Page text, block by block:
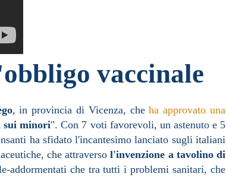
vaccinale
, in provincia di Vicenza, cheha approvato una
sui minori". Con 7 voti favorevoli, un astenuto e 5
ha sfidato l'incantesimo lanciato sugli italiani
che attraversol'invenzione a tavolino di
addormentati che tra tutti i problemi sanitari, che